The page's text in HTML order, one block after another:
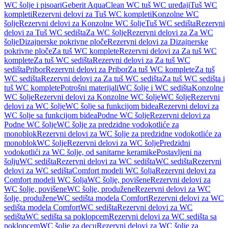
WC šolje i pisoariGeberit AquaClean WC tuš WC uređajiTuš WC
kompletiRezervni delovi za Tuš WC kompletiKonzolne WC
šoljeRezervni delovi za Konzolne WC šoljeTuš WC sedištaRezervni
delovi za Tuš WC sedištaZa WC šoljeRezervni delovi za Za WC
šoljeDizajnerske pokrivne pločeRezervni delovi za Dizajnerske
pokrivne pločeZa tuš WC kompleteRezervni delovi za Za tuš WC
kompleteZa tuš WC sedištaRezervni delovi za Za tuš WC
sedištaPriborRezervni delovi za PriborZa tuš WC kompleteZa tuš
WC sedištaRezervni delovi za Za tuš WC sedištaZa tuš WC sedišta i
tuš WC kompletePotrošni materijaliWC šolje i WC sedištaKonzolne
WC šoljeRezervni delovi za Konzolne WC šoljeWC šoljeRezervni
delovi za WC šoljeWC šolje sa funkcijom bideaRezervni delovi za
WC šolje sa funkcijom bideaPodne WC šoljeRezervni delovi za
Podne WC šoljeWC šolje za predzidne vodokotliće za
monoblokRezervni delovi za WC šolje za predzidne vodokotliće za
monoblokWC šoljeRezervni delovi za WC šoljePredzidni
vodokotlići za WC šolje, od sanitarne keramikePostavljeni na
šoljuWC sedištaRezervni delovi za WC sedištaWC sedištaRezervni
delovi za WC sedištaComfort modeli WC šoljaRezervni delovi za
Comfort modeli WC šoljaWC šolje, povišeneRezervni delovi za
WC šolje, povišeneWC šolje, produženeRezervni delovi za WC
šolje, produženeWC sedišta modela ComfortRezervni delovi za WC
sedišta modela ComfortWC sedištaRezervni delovi za WC
sedištaWC sedišta sa poklopcemRezervni delovi za WC sedišta sa
poklopcemWC šolje za decuRezervni delovi za WC šolje za